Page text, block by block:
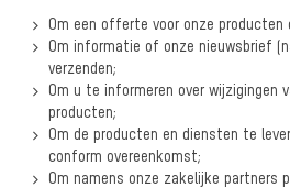
Om een offerte voor onze
Om informatie of onze nieuwsbrief
verzenden;
Om u te informeren over wijzigingen
producten;
Om de producten en diensten te
conform overeenkomst;
Om namens onze zakelijke partners